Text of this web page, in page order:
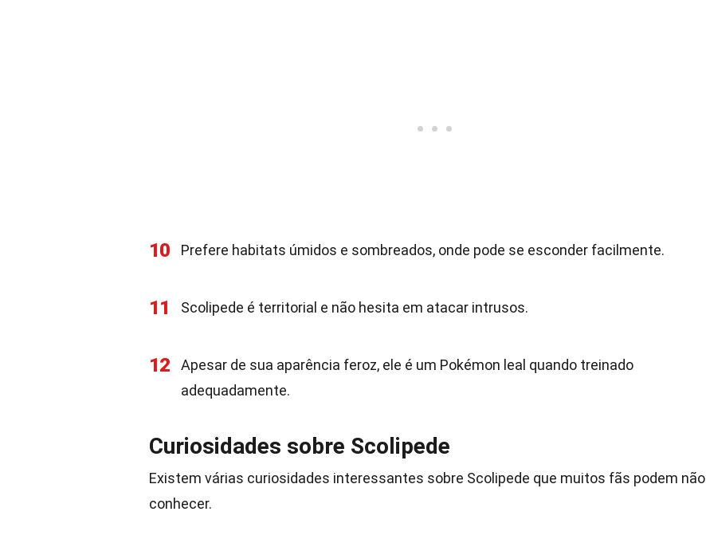
10 Prefere habitats úmidos e sombreados, onde pode se esconder facilmente.
11 Scolipede é territorial e não hesita em atacar intrusos.
12
Apesar de sua aparência feroz, ele é um Pokémon leal quando treinado
adequadamente.
Curiosidades sobre Scolipede
Existem várias curiosidades interessantes sobre Scolipede que muitos fãs podem não
conhecer.